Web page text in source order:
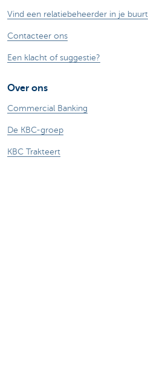
Vind een relatiebeheerder in je buurt
Contacteer ons
Een klacht of suggestie?
Over ons
Commercial Banking
De KBC-groep
KBC Trakteert